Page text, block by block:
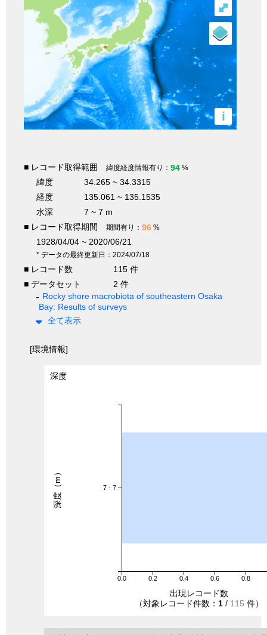
i
⤢
■ レコード取得範囲 緯度経度情報有り： 94 %
緯度
34.265 ~ 34.3315
経度
135.061 ~ 135.1535
水深
7 ~ 7 m
■ レコード取得期間
期間有り： 96 %
1928/04/04 ~ 2020/06/21
* データの最終更新日：2024/07/18
■ レコード数
115 件
■ データセット
2 件
Rocky shore macrobiota of southeastern Osaka
Bay: Results of surveys
全て表示
[環境情報]
深度
0.0 0.2 0.4 0.6 0.8
7 - 7
出現レコード数
（対象レコード件数： 1 / 115 件）
深度（m）